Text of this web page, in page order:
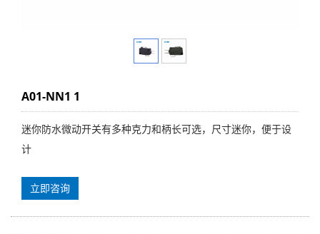
A01-NN1 1
迷你防水微动开关有多种克力和柄长可选，尺寸迷你，便于设
计
立即咨询